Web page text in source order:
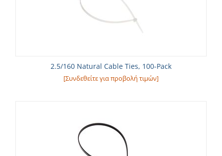
2.5/160 Natural Cable Ties, 100-Pack
[Συνδεθείτε για προβολή τιμών]